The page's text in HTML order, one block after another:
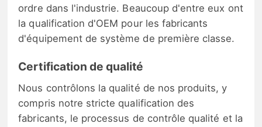
ordre dans l'industrie. Beaucoup d'entre eux ont
la qualification d'OEM pour les fabricants
d'équipement de système de première classe.
Certification de qualité
Nous contrôlons la qualité de nos produits, y
compris notre stricte qualification des
fabricants, le processus de contrôle qualité et la